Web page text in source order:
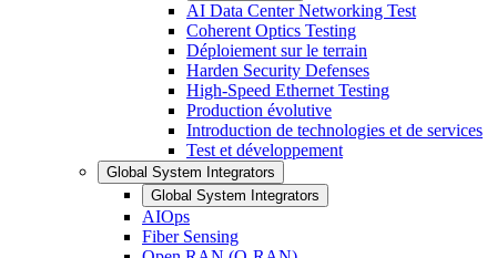
AI Data Center Networking Test
Coherent Optics Testing
Déploiement sur le terrain
Harden Security Defenses
High-Speed Ethernet Testing
Production évolutive
Introduction de technologies et de services
Test et développement
Global System Integrators
Global System Integrators
AIOps
Fiber Sensing